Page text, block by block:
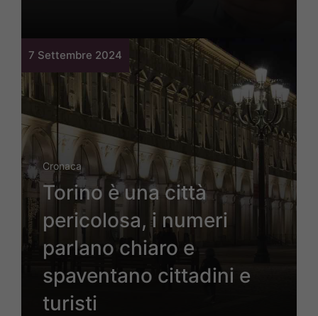
7 Settembre 2024
Cronaca
Torino è una città
pericolosa, i numeri
parlano chiaro e
spaventano cittadini e
turisti